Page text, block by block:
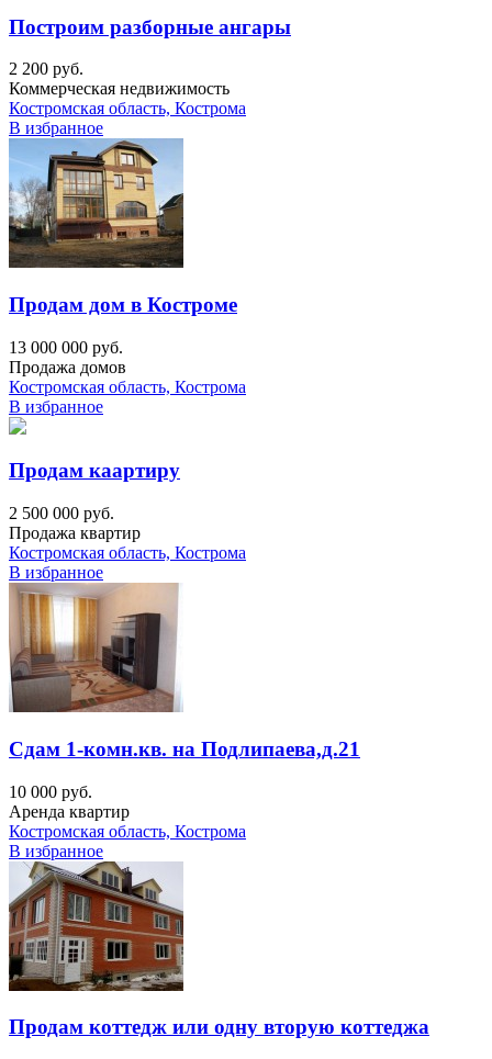
Построим разборные ангары
2 200 руб.
Коммерческая недвижимость
Костромская область, Кострома
В избранное
Продам дом в Костроме
13 000 000 руб.
Продажа домов
Костромская область, Кострома
В избранное
Продам каартиру
2 500 000 руб.
Продажа квартир
Костромская область, Кострома
В избранное
Сдам 1-комн.кв. на Подлипаева,д.21
10 000 руб.
Аренда квартир
Костромская область, Кострома
В избранное
Продам коттедж или одну вторую коттеджа